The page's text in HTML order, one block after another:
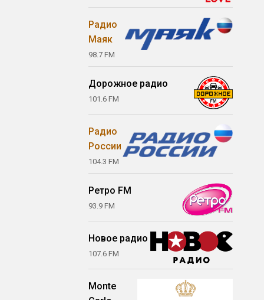
Радио
Маяк
98.7 FM
Дорожное радио
101.6 FM
Радио
России
104.3 FM
Ретро FM
93.9 FM
Новое радио
107.6 FM
Monte